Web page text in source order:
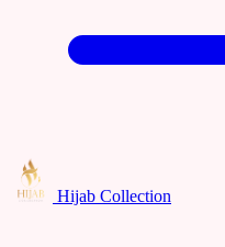
Hijab Collection